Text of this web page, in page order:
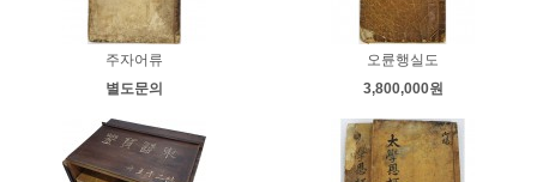
주자어류
별도문의
오륜행실도
3,800,000원